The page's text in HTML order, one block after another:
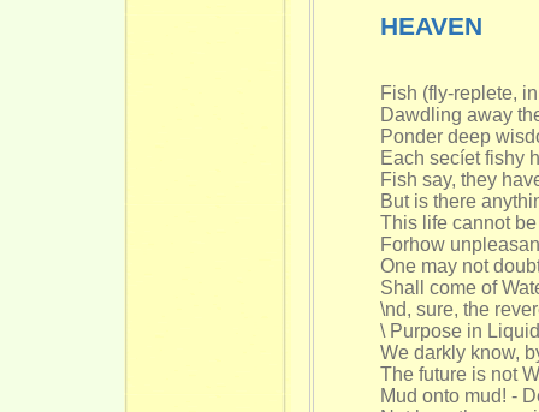
HEAVEN
Fish (fly-replete,
Dawdling away
Ponder deep
Each secíet fishy
Fish say, they
But is there
This life cannot
Forhow
One may not
Shall come of
\nd, sure, the
\ Purpose in
We darkly know,
The future is not
Mud onto mud! -